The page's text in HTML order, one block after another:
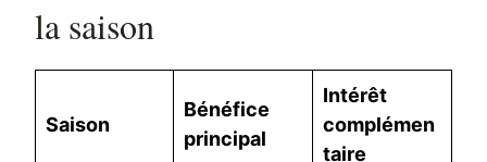
la saison
Saison
Bénéfice
principal
Intérêt
complémen
taire